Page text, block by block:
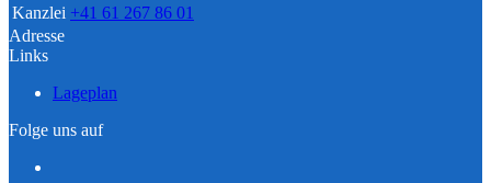
Kanzlei +41 61 267 86 01
Adresse
Links
Lageplan
Folge uns auf